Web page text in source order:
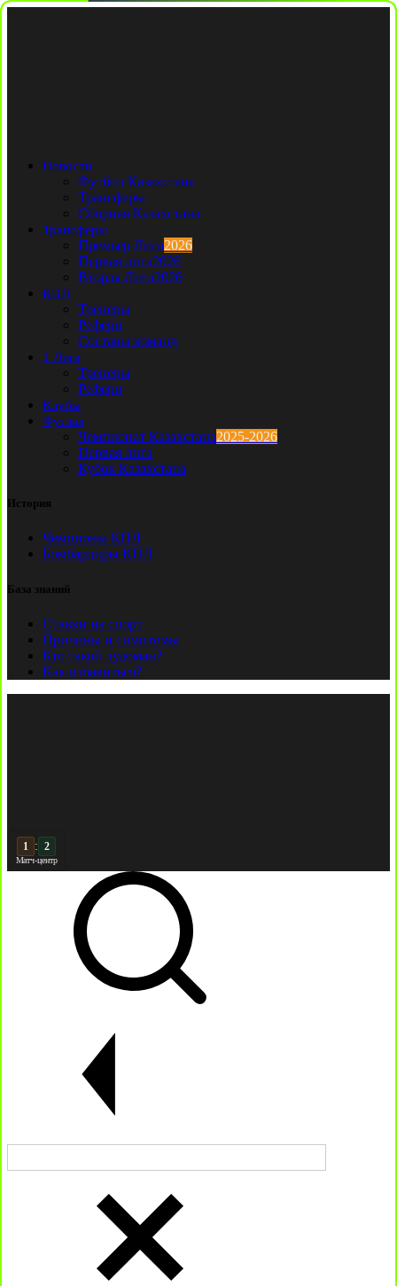
Новости
Футбол Казахстана
Трансферы
Сборная Казахстана
Трансферы
Премьер Лига2026
Первая лига2026
Вторая Лига2026
КПЛ
Тренеры
Рефери
Составы команд
1 Лига
Тренеры
Рефери
Клубы
Футзал
Чемпионат Казахстана2025-2026
Первая лига
Кубок Казахстана
История
Чемпионы КПЛ
Бомбардиры КПЛ
База знаний
Ставки на спорт
Причины и симптомы
Кто такой лудоман?
Как избавиться?
2 : 2
Матч-центр